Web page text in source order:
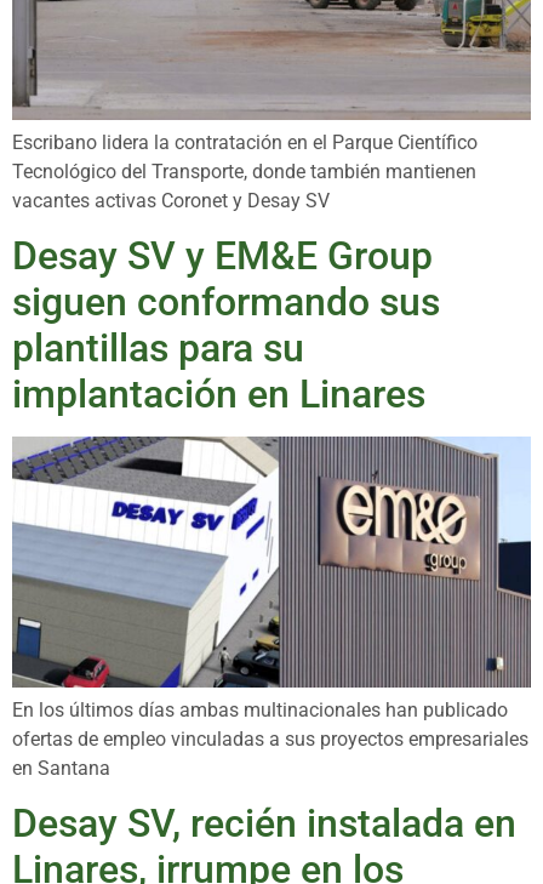
Escribano lidera la contratación en el Parque Científico
Tecnológico del Transporte, donde también mantienen
vacantes activas Coronet y Desay SV
Desay SV y EM&E Group
siguen conformando sus
plantillas para su
implantación en Linares
En los últimos días ambas multinacionales han publicado
ofertas de empleo vinculadas a sus proyectos empresariales
en Santana
Desay SV, recién instalada en
Linares, irrumpe en los